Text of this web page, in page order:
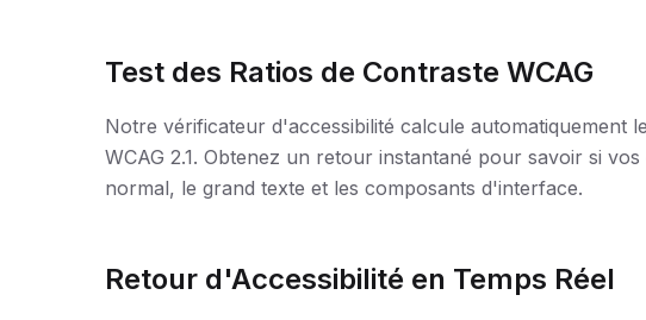
Test des Ratios de Contraste WCAG
Notre vérificateur d'accessibilité calcule
WCAG 2.1. Obtenez un retour instantané pour savoir si
normal, le grand texte et les composants d'interface.
Retour d'Accessibilité en Temps Réel